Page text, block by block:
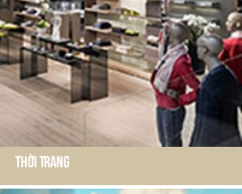
Thời Trang